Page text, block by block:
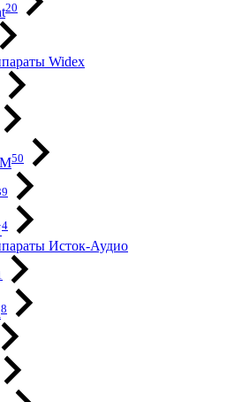
20
Widex
50
4
Исток-Аудио
8